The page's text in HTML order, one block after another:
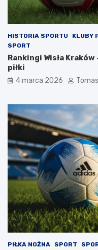
HISTORIA SPORTU KLUBY
SPORT
Rankingi Wisła
piłki
4 marca 2026
PIŁKA NOŻNA SPORT